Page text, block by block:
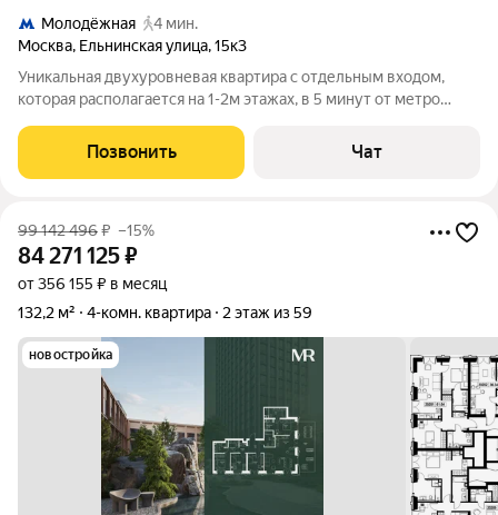
Молодёжная
4 мин.
Москва, Ельнинская улица,15к3
Уникальная двухуровневая квартира с отдельным входом,
которая располагается на 1-2м этажах, в 5 минут от метро
Камерный, малоэтажный (6-8) этажей элитный жилой
Позвонить Чат
99 142 496₽ –15%
84 271 125₽
от 356 155 ₽ в месяц
132,2 м²
4-комн. квартира 2 этаж из 59
новостройка